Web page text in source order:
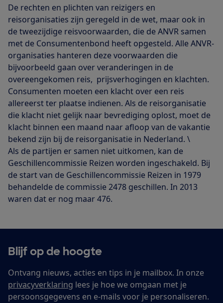
De rechten en plichten van reizigers en
reisorganisaties zijn geregeld in de wet, maar ook in
de tweezijdige reisvoorwaarden, die de ANVR samen
met de Consumentenbond heeft opgesteld. Alle ANVR-
organisaties hanteren deze voorwaarden die
bijvoorbeeld gaan over veranderingen in de
overeengekomen reis, prijsverhogingen en klachten.
Consumenten moeten een klacht over een reis
allereerst ter plaatse indienen. Als de reisorganisatie
die klacht niet gelijk naar bevrediging oplost, moet de
klacht binnen een maand naar afloop van de vakantie
bekend zijn bij de reisorganisatie in Nederland. \
Als de partijen er samen niet uitkomen, kan de
Geschillencommissie Reizen worden ingeschakeld. Bij
de start van de Geschillencommissie Reizen in 1979
behandelde de commissie 2478 geschillen. In 2013
waren dat er nog maar 476.
Blijf op de hoogte
Ontvang nieuws, acties en tips in je mailbox. In onze
privacyverklaring lees je hoe we omgaan met je
persoonsgegevens en e-mails voor je personaliseren.